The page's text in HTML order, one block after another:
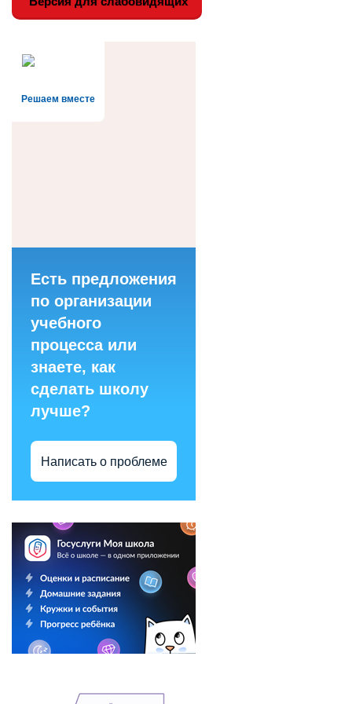
Решаем вместе
Есть предложения
по организации
учебного
процесса или
знаете, как
сделать школу
лучше?
Написать о проблеме